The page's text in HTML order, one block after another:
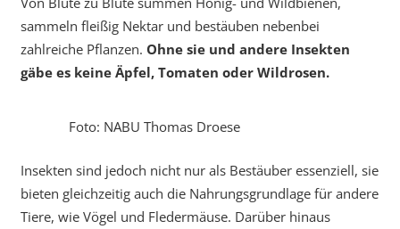
sammeln fleißig Nektar und bestäuben nebenbei
zahlreiche Pflanzen. Ohne sie und andere Insekten
gäbe es keine Äpfel, Tomaten oder Wildrosen.
Foto: NABU Thomas Droese
Insekten sind jedoch nicht nur als Bestäuber essenziell, sie
bieten gleichzeitig auch die Nahrungsgrundlage für andere
Tiere, wie Vögel und Fledermäuse. Darüber hinaus